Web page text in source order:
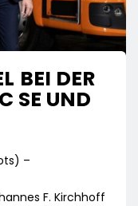
BEI DER
SE UND
–
F. Kirchhoff